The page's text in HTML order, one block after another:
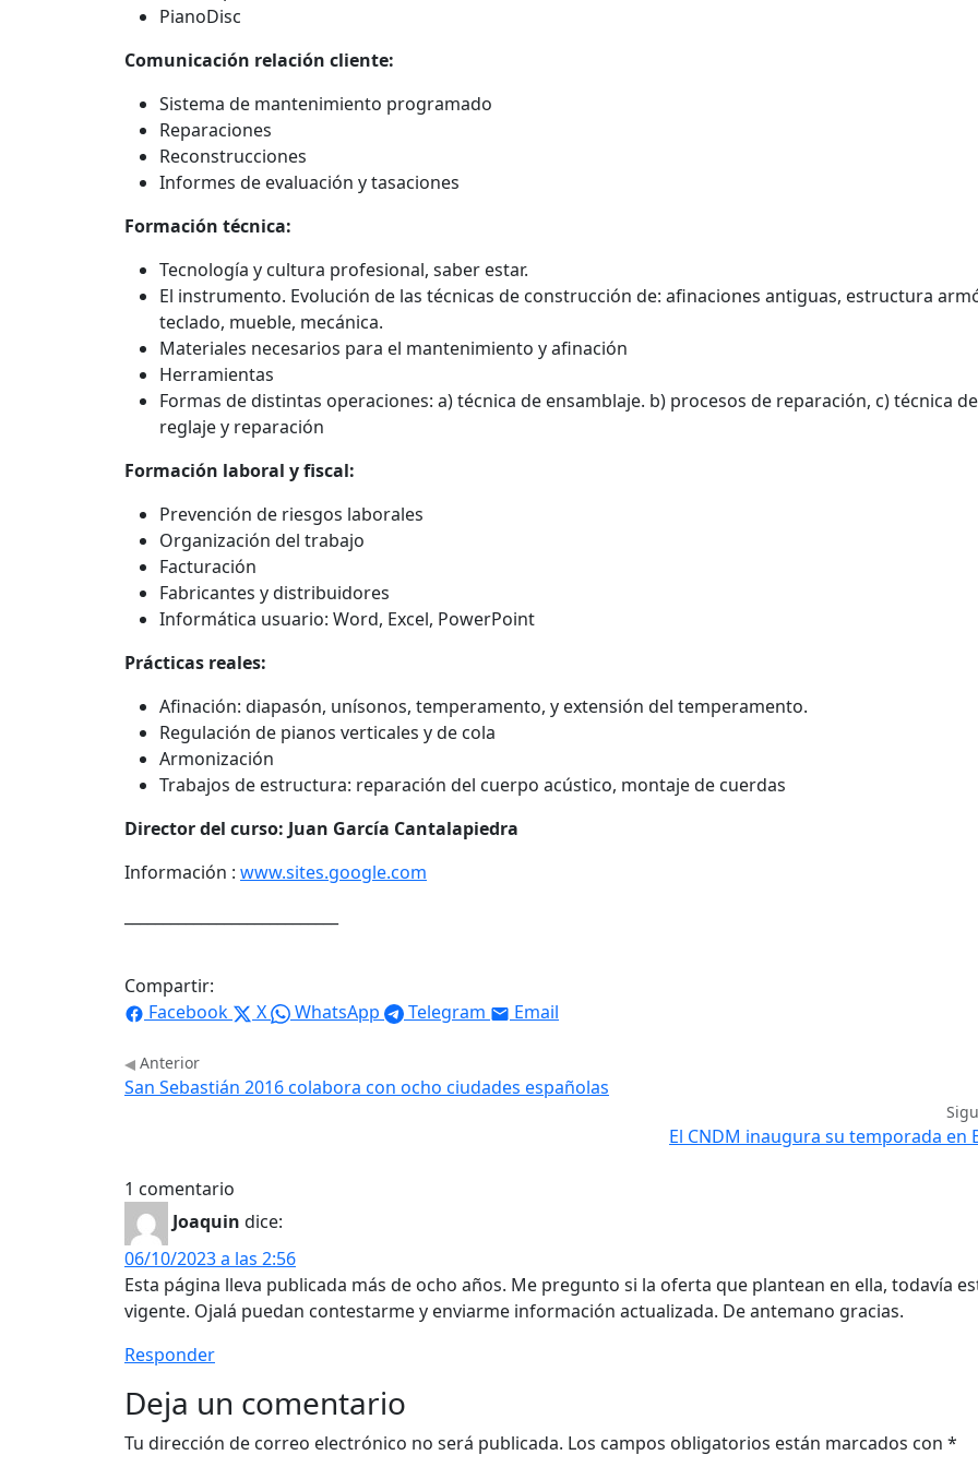
PianoDisc
Comunicación relación cliente:
Sistema de mantenimiento programado
Reparaciones
Reconstrucciones
Informes de evaluación y tasaciones
Formación técnica:
Tecnología y cultura profesional, saber estar.
El instrumento. Evolución de las técnicas de construcción de: afinaciones antiguas, estructura
teclado, mueble, mecánica.
Materiales necesarios para el mantenimiento y afinación
Herramientas
Formas de distintas operaciones: a) técnica de ensamblaje. b) procesos de reparación, c) técnica de
reglaje y reparación
Formación laboral y fiscal:
Prevención de riesgos laborales
Organización del trabajo
Facturación
Fabricantes y distribuidores
Informática usuario: Word, Excel, PowerPoint
Prácticas reales:
Afinación: diapasón, unísonos, temperamento, y extensión del temperamento.
Regulación de pianos verticales y de cola
Armonización
Trabajos de estructura: reparación del cuerpo acústico, montaje de cuerdas
Director del curso: Juan García Cantalapiedra
Información : www.sites.google.com
Compartir:
Facebook
X WhatsApp Telegram Email
Anterior
San Sebastián 2016 colabora con ocho ciudades españolas
El CNDM inaugura su temporada en
1 comentario
Joaquin dice:
06/10/2023 a las 2:56
Esta página lleva publicada más de ocho años. Me pregunto si la oferta que plantean en ella, todavía
vigente. Ojalá puedan contestarme y enviarme información actualizada. De antemano gracias.
Responder
Deja un comentario
Tu dirección de correo electrónico no será publicada. Los campos obligatorios están marcados con *